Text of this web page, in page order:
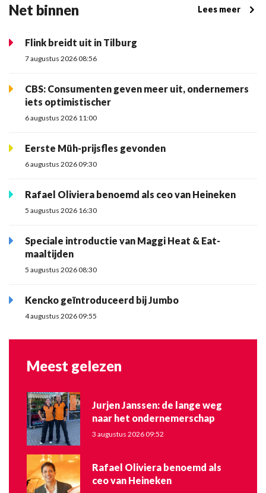
Net binnen Lees meer
Flink breidt uit in Tilburg
7 augustus 2026 08:56
CBS: Consumenten geven meer uit, ondernemers
iets optimistischer
6 augustus 2026 11:00
Eerste Müh-prijsfles gevonden
6 augustus 2026 09:30
Rafael Oliviera benoemd als ceo van Heineken
5 augustus 2026 16:30
Speciale introductie van Maggi Heat & Eat-
maaltijden
5 augustus 2026 08:30
Kencko geïntroduceerd bij Jumbo
4 augustus 2026 09:55
Meest gelezen
Jurjen Janssen: de lange weg
naar het ondernemerschap
3 augustus 2026 09:52
Rafael Oliviera benoemd als
ceo van Heineken